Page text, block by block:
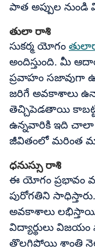
పాత అప్పుల నుండి
తులా రాశి
సుకర్మ యోగం
అందిస్తుంది. మీ
ప్రవాహం సజావుగా
జరిగే అవకాశాలు
తెచ్చిపెడతాయి
ఉన్నవారికి ఇది
జీవితంలో మరింత
ధనుస్సు రాశి
ఈ యోగం ప్రభావం
పురోగతిని
అవకాశాలు లభిస్తాయి.
విద్యార్థులు
తొలగిపోయి శాంతి